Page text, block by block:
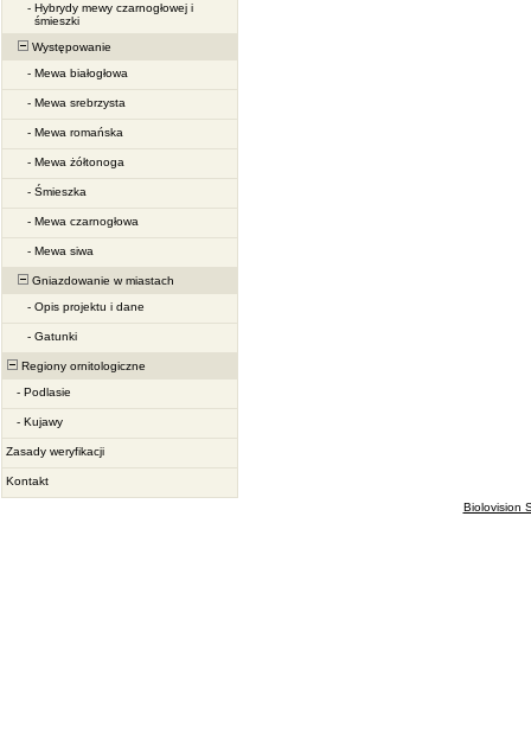
- Hybrydy mewy czarnogłowej i
śmieszki
Występowanie
- Mewa białogłowa
- Mewa srebrzysta
- Mewa romańska
- Mewa żółtonoga
- Śmieszka
- Mewa czarnogłowa
- Mewa siwa
Gniazdowanie w miastach
- Opis projektu i dane
- Gatunki
Regiony ornitologiczne
- Podlasie
- Kujawy
Zasady weryfikacji
Kontakt
Biolovision